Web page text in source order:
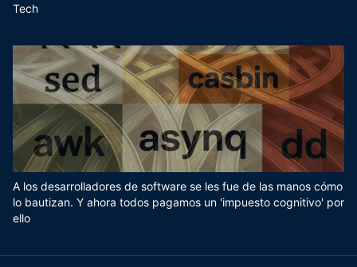
Tech
A los desarrolladores de software se les fue de las manos cómo
lo bautizan. Y ahora todos pagamos un 'impuesto cognitivo' por
ello